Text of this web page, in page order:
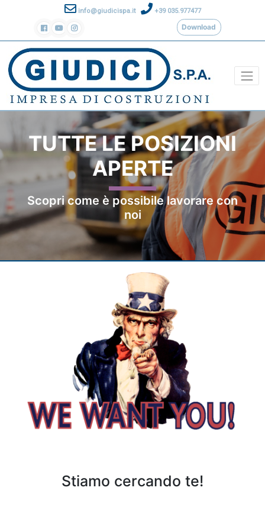
info@giudicispa.it +39 035.977477
Download
TUTTE LE POSIZIONI
APERTE
Scopri come è possibile lavorare con
noi
Stiamo cercando te!